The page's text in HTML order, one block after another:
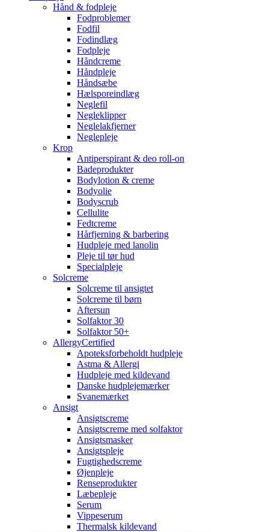
Hånd & fodpleje
Fodproblemer
Fodfil
Fodindlæg
Fodpleje
Håndcreme
Håndpleje
Håndsæbe
Hælsporeindlæg
Neglefil
Negleklipper
Neglelakfjerner
Neglepleje
Krop
Antiperspirant & deo roll-on
Badeprodukter
Bodylotion & creme
Bodyolie
Bodyscrub
Cellulite
Fedtcreme
Hårfjerning & barbering
Hudpleje med lanolin
Pleje til tør hud
Specialpleje
Solcreme
Solcreme til ansigtet
Solcreme til børn
Aftersun
Solfaktor 30
Solfaktor 50+
AllergyCertified
Apoteksforbeholdt hudpleje
Astma & Allergi
Hudpleje med kildevand
Danske hudplejemærker
Svanemærket
Ansigt
Ansigtscreme
Ansigtscreme med solfaktor
Ansigtsmasker
Ansigtspleje
Fugtighedscreme
Øjenpleje
Renseprodukter
Læbepleje
Serum
Vippeserum
Thermalsk kildevand